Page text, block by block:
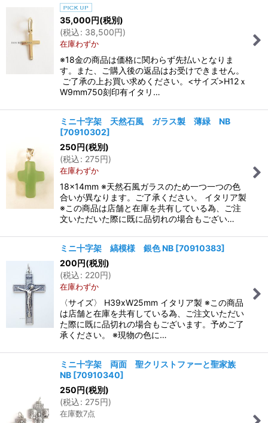
35,000円(税別)
(税込: 38,500円)
在庫わずか
※18金の商品は価格に関わらず先払いとなりま
す。また、ご購入後の返品はお受けできません。
ご了承の上お買い求めください。<サイズ>H12ｘ
W9mm750刻印有イタリ…
ミニ十字架 天然石風 ガラス製 薄緑 NB
[70910302]
250円(税別)
(税込: 275円)
在庫わずか
18×14mm ※天然石風ガラスのため一つ一つの色
合いが異なります。ご了承ください。 イタリア製
※この商品は店舗と在庫を共有している為、ご注
文いただいた際に既に品切れの場合もござい…
ミニ十字架 縞模様 銀色 NB [70910383]
200円(税別)
(税込: 220円)
在庫わずか
〈サイズ〉 H39xW25mm イタリア製 ※この商品
は店舗と在庫を共有している為、ご注文いただい
た際に既に品切れの場合もございます。予めご了
承ください。 ※現物の色に…
ミニ十字架 両面 聖クリストファーと聖家族
NB [70910340]
250円(税別)
(税込: 275円)
在庫数7点